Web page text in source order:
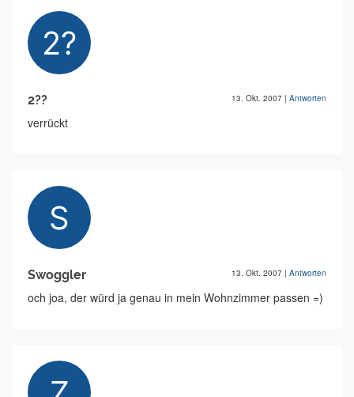
2?? 13. Okt. 2007 | Antworten
verrückt
Swoggler 13. Okt. 2007 | Antworten
och joa, der würd ja genau in mein Wohnzimmer passen =)